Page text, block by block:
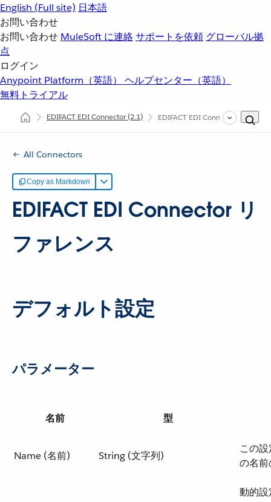
English (Full site) 日本語
お問い合わせ
お問い合わせ MuleSoft に連絡サポートを依頼 グローバル拠
点
ログイン
Anypoint Platform（英語） ヘルプセンター（英語）
無料トライアル
EDIFACT EDI Connector(2.1) EDIFACT EDI Connector リファレ
All Connectors
Copy as Markdown
EDIFACT EDI Connector リ
ファレンス
デフォルト設定
パラメーター
名前 型
Name (名前) String (文字列)
この
の名
動的